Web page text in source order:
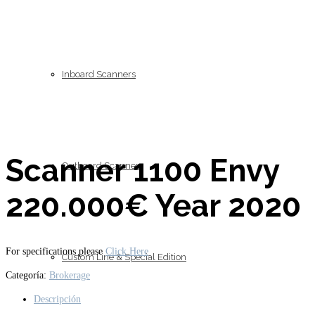
Inboard Scanners
Outboard Scanners
Custom Line & Special Edition
Scanner 1100 Envy
220.000€ Year 2020
For specifications please Click Here
Categoría: Brokerage
Descripción